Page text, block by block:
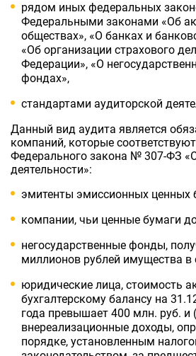
рядом иных федеральных
Федеральными законами «Об
обществах», «О банках и
«Об организации страхового
Федерации», «О
фондах»,
стандартами аудиторской
Данный вид аудита является
компаний, которые
Федерального закона № 307-ФЗ
деятельности»:
эмитенты эмиссионных ценных
компании, чьи ценные бумаги
негосударственные фонды,
миллионов рублей имущества в
юридические лица, стоимость
бухгалтерскому балансу на
года превышает 400 млн. руб. и
внереализационные доходы,
порядке, установленным